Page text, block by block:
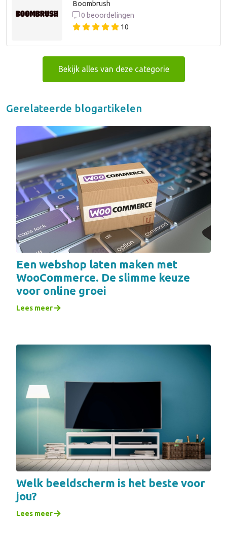
Boombrush
0 beoordelingen
10
Bekijk alles van deze categorie
Gerelateerde blogartikelen
Een webshop laten maken met
WooCommerce. De slimme keuze
voor online groei
Lees meer
Welk beeldscherm is het beste voor
jou?
Lees meer